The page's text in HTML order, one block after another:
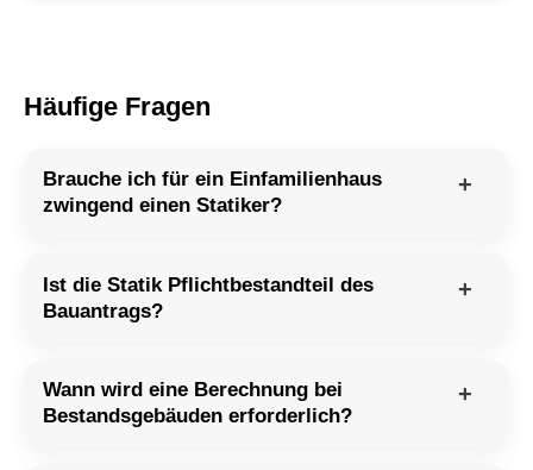
Häufige Fragen
Brauche ich für ein Einfamilienhaus
zwingend einen Statiker?
Ist die Statik Pflichtbestandteil des
Bauantrags?
Wann wird eine Berechnung bei
Bestandsgebäuden erforderlich?